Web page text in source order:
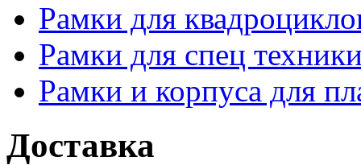
Рамки для
Рамки для спец
Рамки и корпуса для
Доставка